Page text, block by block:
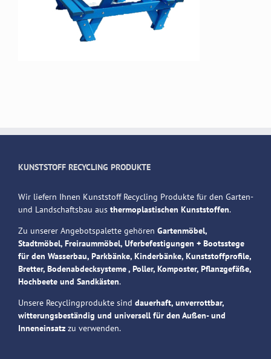
KUNSTSTOFF RECYCLING PRODUKTE
Wir liefern Ihnen Kunststoff Recycling Produkte für den Garten-
und Landschaftsbau aus thermoplastischen Kunststoffen.
Zu unserer Angebotspalette gehören Gartenmöbel,
Stadtmöbel, Freiraummöbel, Uferbefestigungen + Bootsstege
für den Wasserbau, Parkbänke, Kinderbänke, Kunststoffprofile,
Bretter, Bodenabdecksysteme , Poller, Komposter, Pflanzgefäße,
Hochbeete und Sandkästen.
Unsere Recyclingprodukte sind dauerhaft, unverrottbar,
witterungsbeständig und universell für den Außen- und
Inneneinsatz zu verwenden.